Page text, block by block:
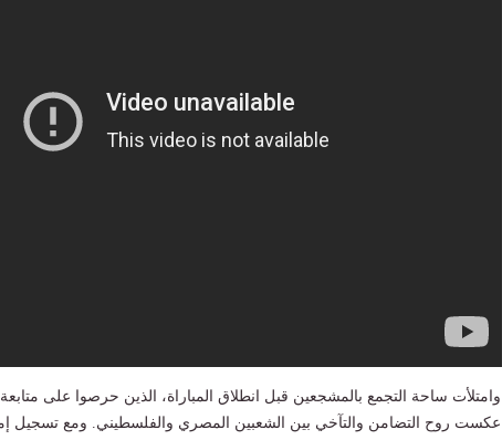
وامتلأت ساحة التجمع بالمشجعين قبل انطلاق المباراة، الذين حرصوا على
عكست روح التضامن والتآخي بين الشعبين المصري والفلسطيني. ومع تسجيل